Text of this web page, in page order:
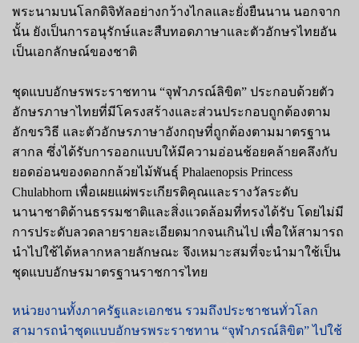
พระนามบนโลกดิจิทัลอย่างกว้างไกลและยั่งยืนนาน นอกจาก
นั้น ยังเป็นการอนุรักษ์และสืบทอดภาษาและตัวอักษรไทยอัน
เป็นเอกลักษณ์ของชาติ
ชุดแบบอักษรพระราชทาน “จุฬาภรณ์ลิขิต” ประกอบด้วยตัว
อักษรภาษาไทยที่มีโครงสร้างและส่วนประกอบถูกต้องตาม
อักขรวิธี และตัวอักษรภาษาอังกฤษที่ถูกต้องตามมาตรฐาน
สากล ซึ่งได้รับการออกแบบให้มีความอ่อนช้อยคล้ายคลึงกับ
ยอดอ่อนของดอกกล้วยไม้พันธุ์ Phalaenopsis Princess
Chulabhorn เพื่อเผยแผ่พระเกียรติคุณและรางวัลระดับ
นานาชาติด้านธรรมชาติและสิ่งแวดล้อมที่ทรงได้รับ โดยไม่มี
การประดับลวดลายรายละเอียดมากจนเกินไป เพื่อให้สามารถ
นำไปใช้ได้หลากหลายลักษณะ จึงเหมาะสมที่จะนำมาใช้เป็น
ชุดแบบอักษรมาตรฐานราชการไทย
หน่วยงานทั้งภาครัฐและเอกชน รวมถึงประชาชนทั่วโลก
สามารถนำชุดแบบอักษรพระราชทาน “จุฬาภรณ์ลิขิต” ไปใช้